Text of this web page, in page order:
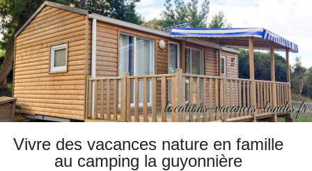
Vivre des vacances nature en famille
au camping la guyonnière